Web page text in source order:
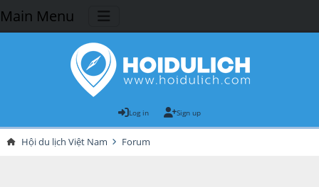
Main Menu
Log in Sign up
Hội du lịch Việt Nam Forum